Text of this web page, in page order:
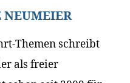
NEUMEIER
Themen schreibt
als freier